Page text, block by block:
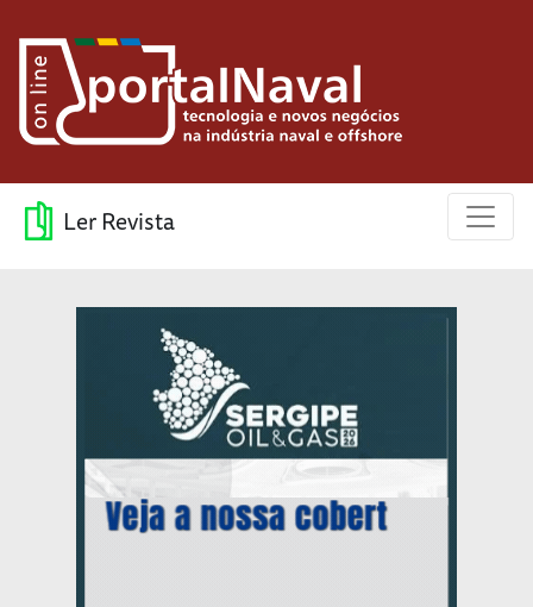
Ler Revista